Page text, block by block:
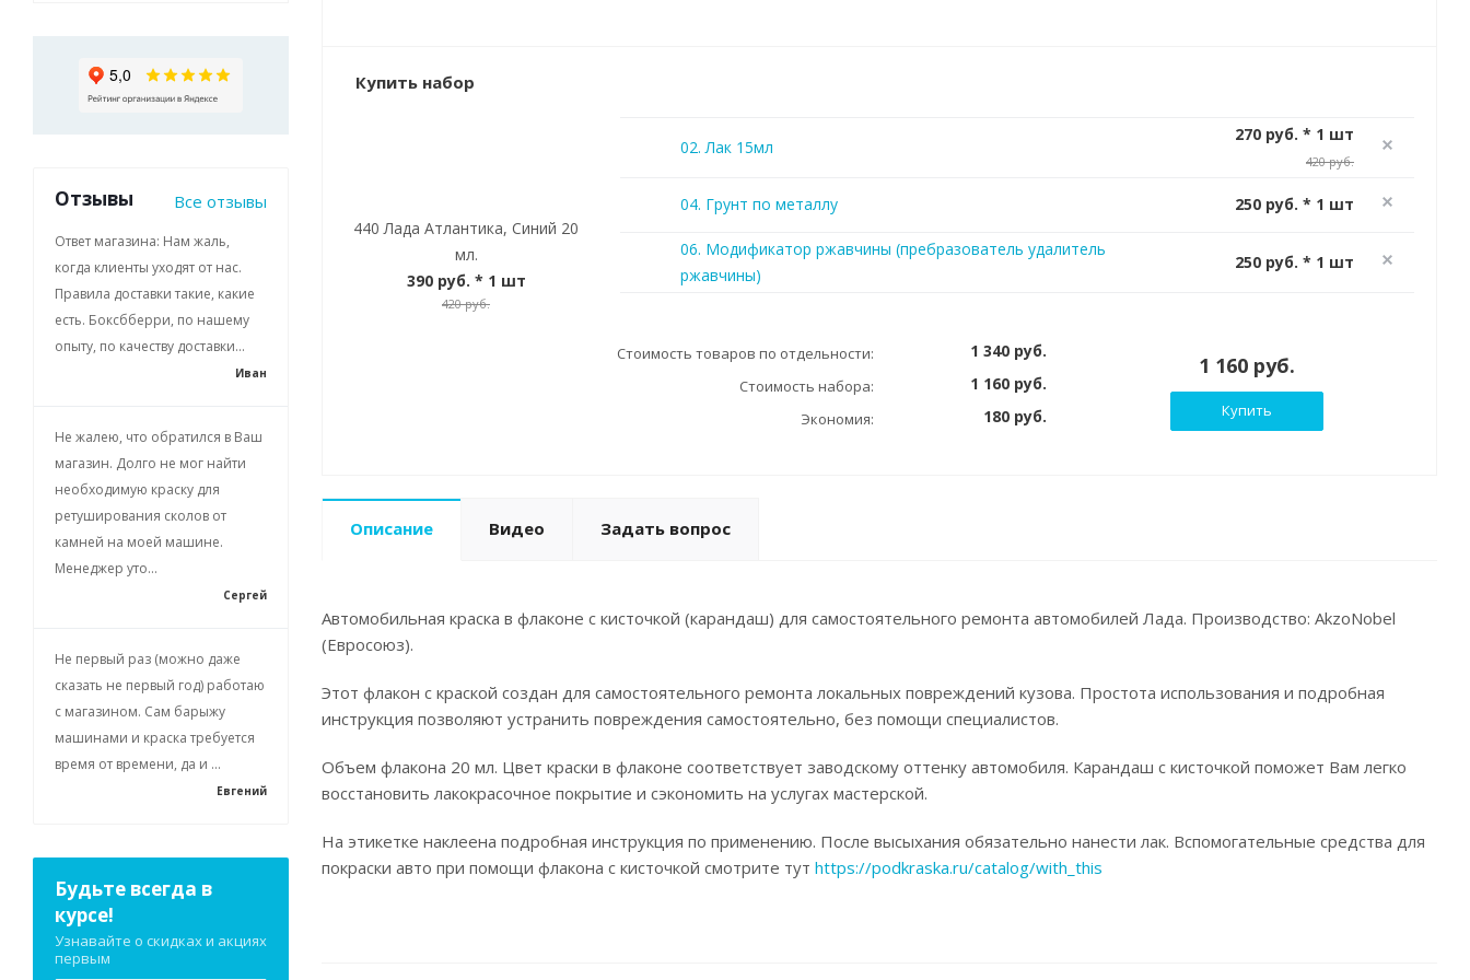
Купить набор
440 Лада Атлантика, Синий 20
мл.
390 руб. * 1 шт
420 руб.
02. Лак 15мл
270 руб. * 1 шт
420 руб.
04. Грунт по металлу 250 руб. * 1 шт
06. Модификатор ржавчины (пребразователь удалитель
ржавчины)
250 руб. * 1 шт
Стоимость товаров по отдельности: 1 340 руб.
Стоимость набора: 1 160 руб.
Экономия: 180 руб.
1 160 руб.
Купить
Описание Видео Задать вопрос
Автомобильная краска в флаконе с кисточкой (карандаш) для самостоятельного ремонта автомобилей Лада. Производство: AkzoNobel
(Евросоюз).
Этот флакон с краской создан для самостоятельного ремонта локальных повреждений кузова. Простота использования и подробная
инструкция позволяют устранить повреждения самостоятельно, без помощи специалистов.
Объем флакона 20 мл. Цвет краски в флаконе соответствует заводскому оттенку автомобиля. Карандаш с кисточкой поможет Вам легко
восстановить лакокрасочное покрытие и сэкономить на услугах мастерской.
На этикетке наклеена подробная инструкция по применению. После высыхания обязательно нанести лак. Вспомогательные средства для
покраски авто при помощи флакона с кисточкой смотрите тут https://podkraska.ru/catalog/with_this
Отзывы Все отзывы
Ответ магазина: Нам жаль,
когда клиенты уходят от нас.
Правила доставки такие, какие
есть. Боксбберри, по нашему
опыту, по качеству доставки...
Иван
Не жалею, что обратился в Ваш
магазин. Долго не мог найти
необходимую краску для
ретуширования сколов от
камней на моей машине.
Менеджер уто...
Сергей
Не первый раз (можно даже
сказать не первый год) работаю
с магазином. Сам барыжу
машинами и краска требуется
время от времени, да и ...
Евгений
Будьте всегда в
курсе!
Узнавайте о скидках и акциях
первым